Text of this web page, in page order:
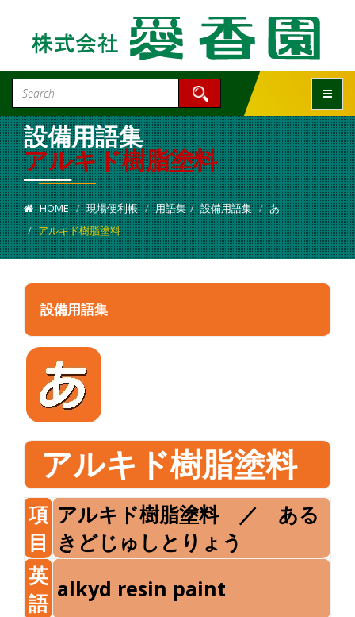
設備用語集
アルキド樹脂塗料
HOME 現場便利帳 用語集 設備用語集
あ
アルキド樹脂塗料
設備用語集
アルキド樹脂塗料
項
目
アルキド樹脂塗料 ／ ある
きどじゅしとりょう
英
語
alkyd resin paint